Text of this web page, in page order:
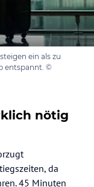
ein als zu
entspannt. ©
nötig
da
45 Minuten